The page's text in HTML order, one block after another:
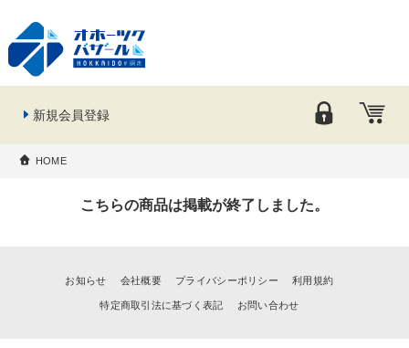
新規会員登録
HOME
こちらの商品は掲載が終了しました。
お知らせ 会社概要 プライバシーポリシー 利用規約
特定商取引法に基づく表記 お問い合わせ